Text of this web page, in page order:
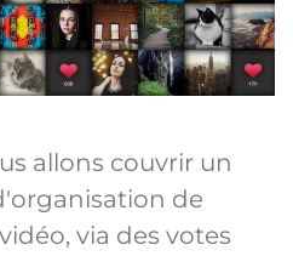
allons couvrir un
de
via des votes